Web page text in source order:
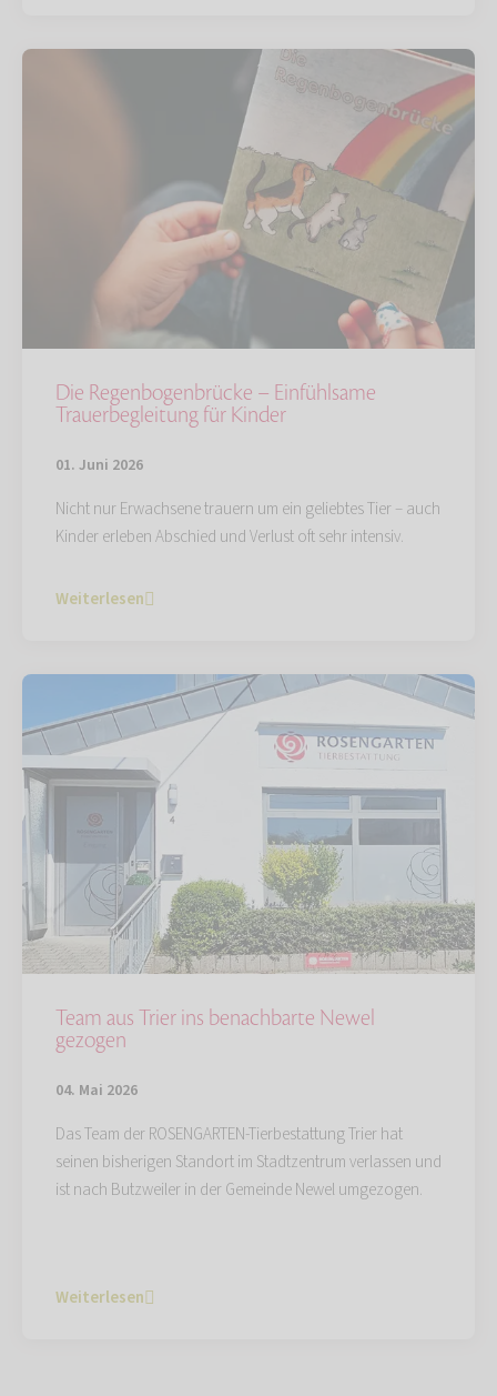
Die Regenbogenbrücke – Einfühlsame
Trauerbegleitung für Kinder
01. Juni 2026
Nicht nur Erwachsene trauern um ein geliebtes Tier – auch
Kinder erleben Abschied und Verlust oft sehr intensiv.
Weiterlesen
Team aus Trier ins benachbarte Newel
gezogen
04. Mai 2026
Das Team der ROSENGARTEN-Tierbestattung Trier hat
seinen bisherigen Standort im Stadtzentrum verlassen und
ist nach Butzweiler in der Gemeinde Newel umgezogen.
Weiterlesen